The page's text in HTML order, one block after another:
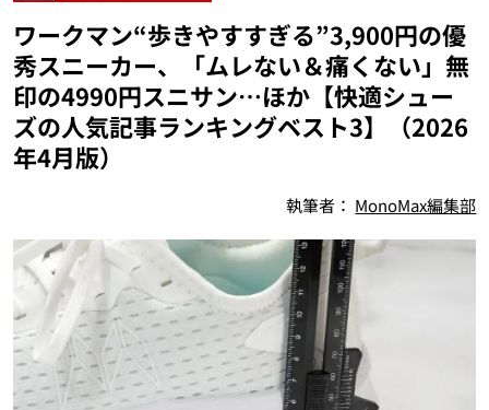
ワークマン“歩きやすすぎる”3,900円の優
秀スニーカー、「ムレない＆痛くない」無
印の4990円スニサン…ほか【快適シュー
ズの人気記事ランキングベスト3】（2026
年4月版）
執筆者： MonoMax編集部